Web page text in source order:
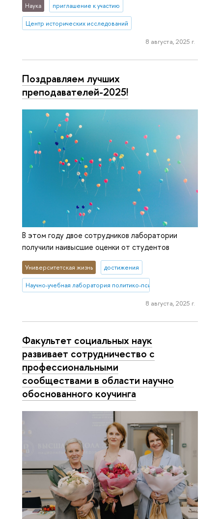
Наука приглашение к участию
Центр исторических исследований
8 августа, 2025 г.
Поздравляем лучших
преподавателей-2025!
В этом году двое сотрудников лаборатории
получили наивысшие оценки от студентов
Университетская жизнь достижения
Научно-учебная лаборатория политико-психологических
8 августа, 2025 г.
Факультет социальных наук
развивает сотрудничество с
профессиональными
сообществами в области научно
обоснованного коучинга